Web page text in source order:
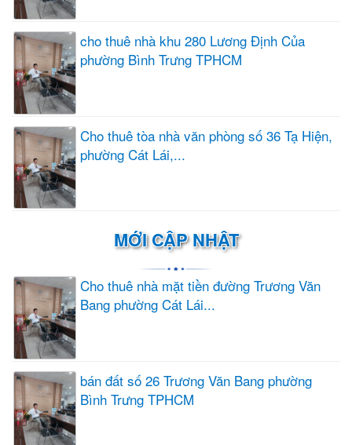
cho thuê nhà khu 280 Lương Định Của
phường Bình Trưng TPHCM
Cho thuê tòa nhà văn phòng số 36 Tạ Hiện,
phường Cát Lái,...
MỚI CẬP NHẬT
Cho thuê nhà mặt tiền đường Trương Văn
Bang phường Cát Lái...
bán đất số 26 Trương Văn Bang phường
Bình Trưng TPHCM